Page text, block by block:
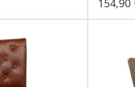
154,90